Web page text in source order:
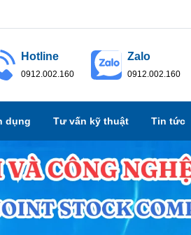
Hotline
0912.002.160
Zalo
0912.002.160
dụng Tư vấn kỹ thuật Tin tức